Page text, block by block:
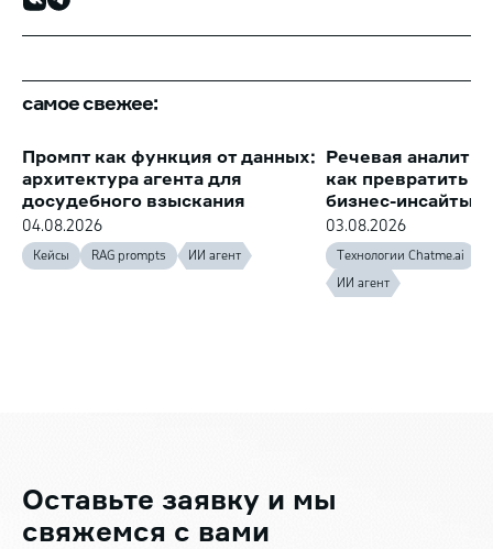
самое свежее:
Промпт как функция от данных:
архитектура агента для
досудебного взыскания
04.08.2026
Кейсы RAG prompts ИИ агент
Речевая
как превратить
бизнес-инсайты
03.08.2026
Технологии Chatme.ai
ИИ агент
Оставьте заявку и мы
свяжемся с вами